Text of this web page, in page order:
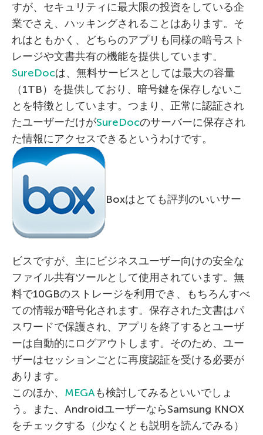
すが、セキュリティに最大限の投資をしている企
業でさえ、ハッキングされることはあります。そ
れはともかく、どちらのアプリも同様の暗号スト
レージや文書共有の機能を提供しています。
SureDocは、無料サービスとしては最大の容量
（1TB）を提供しており、暗号鍵を保存しないこ
とを特徴としています。つまり、正常に認証され
たユーザーだけがSureDocのサーバーに保存され
た情報にアクセスできるというわけです。
Boxはとても評判のいいサー
ビスですが、主にビジネスユーザー向けの安全な
ファイル共有ツールとして使用されています。無
料で10GBのストレージを利用でき、もちろんすべ
ての情報が暗号化されます。保存された文書はパ
スワードで保護され、アプリを終了するとユーザ
ーは自動的にログアウトします。そのため、ユー
ザーはセッションごとに再度認証を受ける必要が
あります。
このほか、 MEGAも検討してみるといいでしょ
う。また、AndroidユーザーならSamsung KNOX
をチェックする（少なくとも説明を読んでみる）